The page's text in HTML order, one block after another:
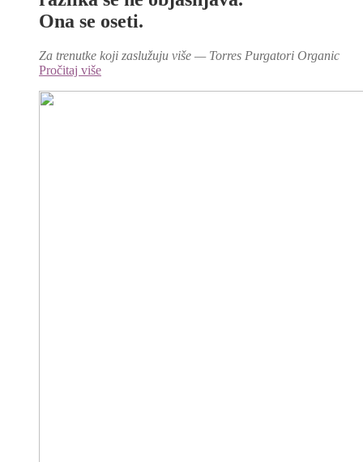
Ona se oseti.
Za trenutke koji zaslužuju više — Torres Purgatori Organic
Pročitaj više